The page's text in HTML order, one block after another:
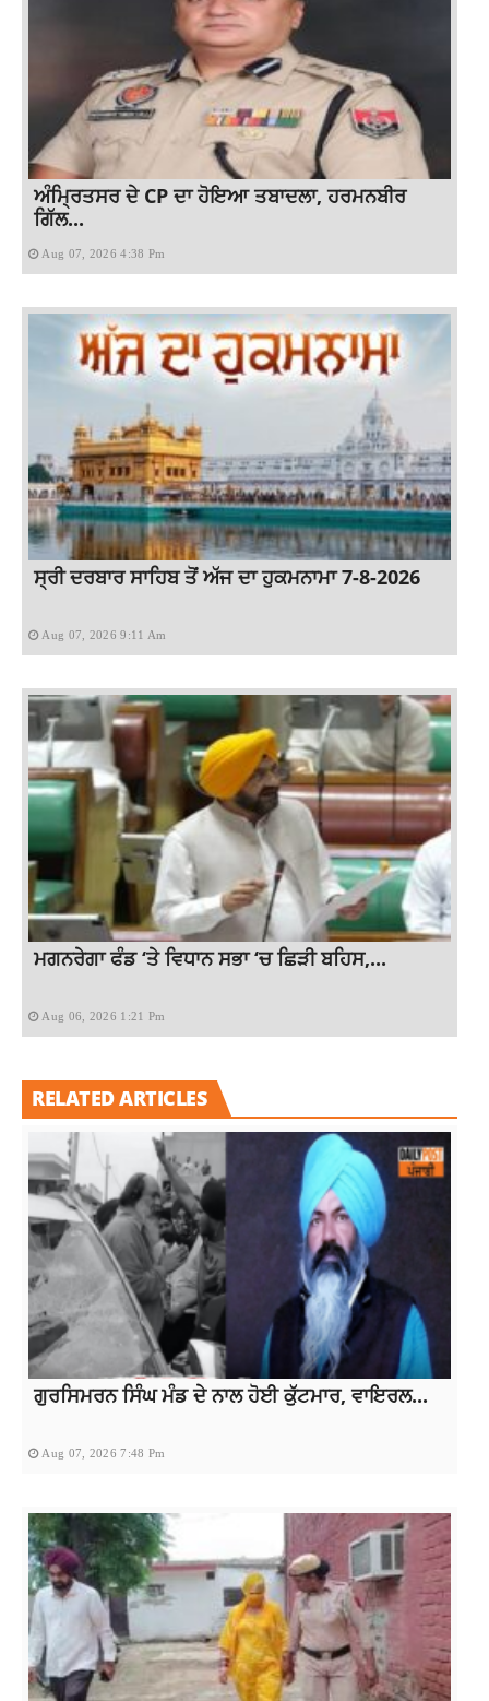
ਅੰਮ੍ਰਿਤਸਰ ਦੇ CP ਦਾ ਹੋਇਆ ਤਬਾਦਲਾ, ਹਰਮਨਬੀਰ
ਗਿੱਲ...
Aug 07, 2026 4:38 Pm
ਸ੍ਰੀ ਦਰਬਾਰ ਸਾਹਿਬ ਤੋਂ ਅੱਜ ਦਾ ਹੁਕਮਨਾਮਾ 7-8-2026
Aug 07, 2026 9:11 Am
ਮਗਨਰੇਗਾ ਫੰਡ ‘ਤੇ ਵਿਧਾਨ ਸਭਾ ‘ਚ ਛਿੜੀ ਬਹਿਸ,...
Aug 06, 2026 1:21 Pm
RELATED ARTICLES
ਗੁਰਸਿਮਰਨ ਸਿੰਘ ਮੰਡ ਦੇ ਨਾਲ ਹੋਈ ਕੁੱਟਮਾਰ, ਵਾਇਰਲ...
Aug 07, 2026 7:48 Pm